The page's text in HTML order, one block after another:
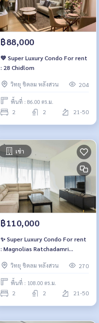
฿88,000
💚 Super Luxury Condo For rent
: 28 Chidlom
วิทยุ ชิดลม หลังสวน 204
พื้นที่ : 86.00 ตร.ม.
2 2 21-50
เช่า
฿110,000
✨ Super Luxury Condo For rent
: Magnolias Ratchadamri
วิทยุ ชิดลม หลังสวน
270
พื้นที่ : 108.00 ตร.ม.
2 2 21-50